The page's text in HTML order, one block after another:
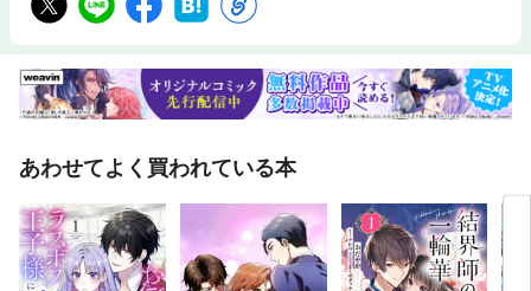
あわせてよく買われている本